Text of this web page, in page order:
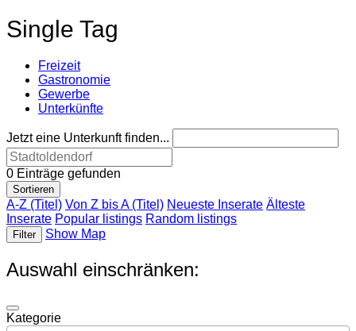
Single Tag
Freizeit
Gastronomie
Gewerbe
Unterkünfte
Jetzt eine Unterkunft finden...
0 Einträge gefunden
Sortieren
A-Z (Titel) Von Z bis A (Titel) Neueste Inserate Älteste
Inserate Popular listings Random listings
Filter Show Map
Auswahl einschränken:
Kategorie